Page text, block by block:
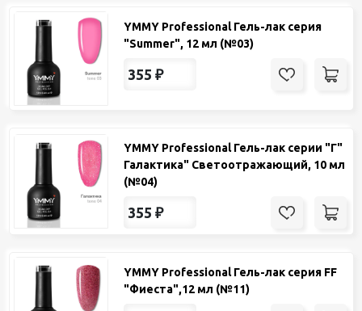
YMMY Professional Гель-лак серия
"Summer", 12 мл (№03)
355 ₽
YMMY Professional Гель-лак серии "Г"
Галактика" Светоотражающий, 10 мл
(№04)
355 ₽
YMMY Professional Гель-лак серия FF
"Фиеста",12 мл (№11)